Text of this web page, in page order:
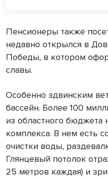
Пенсионеры также
недавно открылся в
Победы, в котором
славы.
Особенно здвинским
бассейн. Более 100
из областного бюджета
комплекса. В нем есть
очистки воды,
Глянцевый потолок
25 метров каждая) и